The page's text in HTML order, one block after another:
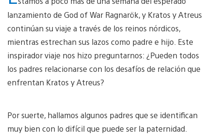
lanzamiento de God of War Ragnarök, y Kratos y Atreus
continúan su viaje a través de los reinos nórdicos,
mientras estrechan sus lazos como padre e hijo. Este
inspirador viaje nos hizo preguntarnos: ¿Pueden todos
los padres relacionarse con los desafíos de relación que
enfrentan Kratos y Atreus?
Por suerte, hallamos algunos padres que se identifican
muy bien con lo difícil que puede ser la paternidad.